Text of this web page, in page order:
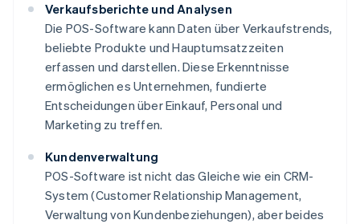
Verkaufsberichte und Analysen
Die POS-Software kann Daten über Verkaufstrends,
beliebte Produkte und Hauptumsatzzeiten
erfassen und darstellen. Diese Erkenntnisse
ermöglichen es Unternehmen, fundierte
Entscheidungen über Einkauf, Personal und
Marketing zu treffen.
Kundenverwaltung
POS-Software ist nicht das Gleiche wie ein CRM-
System (Customer Relationship Management,
Verwaltung von Kundenbeziehungen), aber beides